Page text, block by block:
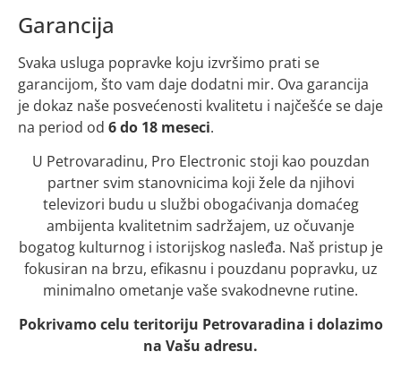
Garancija
Svaka usluga popravke koju izvršimo prati se
garancijom, što vam daje dodatni mir. Ova garancija
je dokaz naše posvećenosti kvalitetu i najčešće se daje
na period od 6 do 18 meseci.
U Petrovaradinu, Pro Electronic stoji kao pouzdan
partner svim stanovnicima koji žele da njihovi
televizori budu u službi obogaćivanja domaćeg
ambijenta kvalitetnim sadržajem, uz očuvanje
bogatog kulturnog i istorijskog nasleđa. Naš pristup je
fokusiran na brzu, efikasnu i pouzdanu popravku, uz
minimalno ometanje vaše svakodnevne rutine.
Pokrivamo celu teritoriju Petrovaradina i dolazimo
na Vašu adresu.